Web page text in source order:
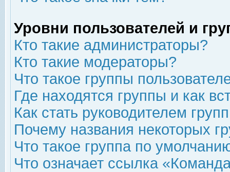
Уровни пользователей и
Кто такие администраторы?
Кто такие модераторы?
Что такое группы
Где находятся группы и как
Как стать руководителем
Почему названия некоторых
Что такое группа по
Что означает ссылка